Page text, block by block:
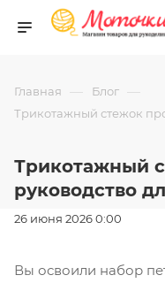
Главная — Блог —
Трикотажный стежок
Трикотажный
руководство
26 июня 2026 0:00
Вы освоили набор